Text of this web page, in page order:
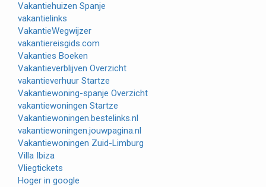
Vakantiehuizen Spanje
vakantielinks
VakantieWegwijzer
vakantiereisgids.com
Vakanties Boeken
Vakantieverblijven Overzicht
vakantieverhuur Startze
Vakantiewoning-spanje Overzicht
vakantiewoningen Startze
Vakantiewoningen.bestelinks.nl
vakantiewoningen.jouwpagina.nl
Vakantiewoningen Zuid-Limburg
Villa Ibiza
Vliegtickets
Hoger in google